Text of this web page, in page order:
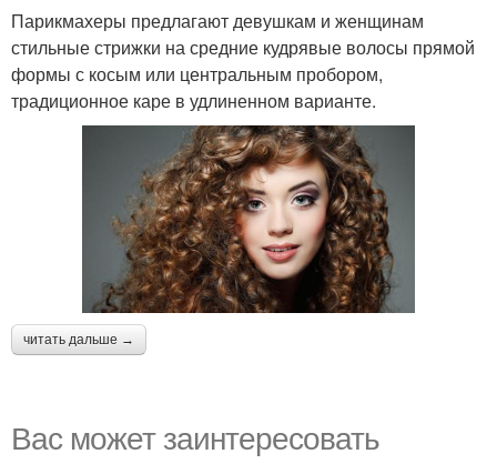
Парикмахеры предлагают девушкам и женщинам
стильные стрижки на средние кудрявые волосы прямой
формы с косым или центральным пробором,
традиционное каре в удлиненном варианте.
читать дальше →
Вас может заинтересовать